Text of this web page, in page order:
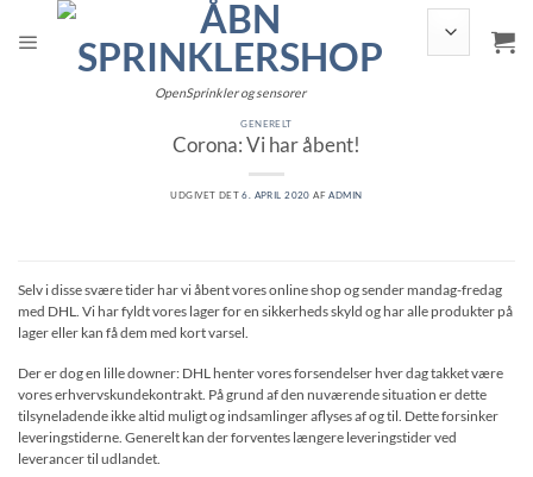
indhold
OpenSprinkler og sensorer
GENERELT
Corona: Vi har åbent!
UDGIVET DET6. APRIL 2020 AFADMIN
Selv i disse svære tider har vi åbent vores online shop og sender mandag-fredag ​​
med DHL. Vi har fyldt vores lager for en sikkerheds skyld og har alle produkter på
lager eller kan få dem med kort varsel.
Der er dog en lille downer: DHL henter vores forsendelser hver dag takket være
vores erhvervskundekontrakt. På grund af den nuværende situation er dette
tilsyneladende ikke altid muligt og indsamlinger aflyses af og til. Dette forsinker
leveringstiderne. Generelt kan der forventes længere leveringstider ved
leverancer til udlandet.